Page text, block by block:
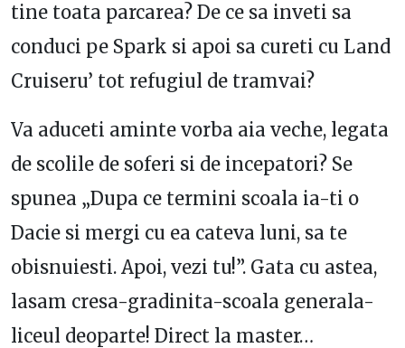
tine toata parcarea? De ce sa inveti sa
conduci pe Spark si apoi sa cureti cu Land
Cruiseru’ tot refugiul de tramvai?
Va aduceti aminte vorba aia veche, legata
de scolile de soferi si de incepatori? Se
spunea „Dupa ce termini scoala ia-ti o
Dacie si mergi cu ea cateva luni, sa te
obisnuiesti. Apoi, vezi tu!”. Gata cu astea,
lasam cresa-gradinita-scoala generala-
liceul deoparte! Direct la master…